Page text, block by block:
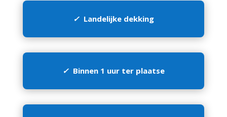
✓ Landelijke dekking
✓Binnen 1 uur ter plaatse